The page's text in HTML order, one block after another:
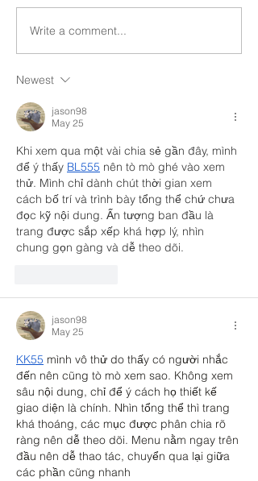
Write a comment...
Newest
jason98
May 25
Khi xem qua một vài chia sẻ gần đây, mình
để ý thấy BL555 nên tò mò ghé vào xem
thử. Mình chỉ dành chút thời gian xem
cách bố trí và trình bày tổng thể chứ chưa
đọc kỹ nội dung. Ấn tượng ban đầu là
trang được sắp xếp khá hợp lý, nhìn
chung gọn gàng và dễ theo dõi.
jason98
May 25
KK55 mình vô thử do thấy có người nhắc
đến nên cũng tò mò xem sao. Không xem
sâu nội dung, chỉ để ý cách họ thiết kế
giao diện là chính. Nhìn tổng thể thì trang
khá thoáng, các mục được phân chia rõ
ràng nên dễ theo dõi. Menu nằm ngay trên
đầu nên dễ thao tác, chuyển qua lại giữa
các phần cũng nhanh